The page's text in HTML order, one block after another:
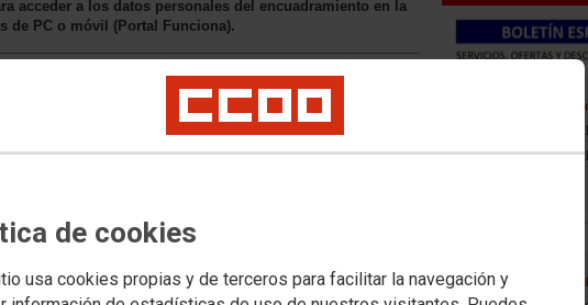
de cookies
usa cookies propias y de terceros para facilitar la navegación y
acceder a los datos personales del encuadramiento en la
de PC o móvil (Portal Funciona).
Movilidad de las
Movilidad del
Movilidad del
Acceso al Empleo